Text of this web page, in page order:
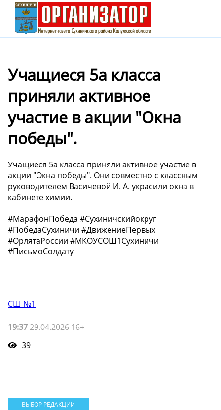
Учащиеся 5а класса
приняли активное
участие в акции "Окна
победы".
Учащиеся 5а класса приняли активное участие в
акции "Окна победы". Они совместно с классным
руководителем Васичевой И. А. украсили окна в
кабинете химии.
#МарафонПобеда #Сухиничскийокруг
#ПобедаСухиничи #ДвижениеПервых
#ОрлятаРоссии #МКОУСОШ1Сухиничи
#ПисьмоСолдату
СШ №1
19:37 29.04.2026 16+
39
ВЫБОР РЕДАКЦИИ